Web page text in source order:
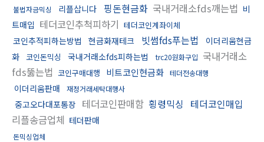
불법자금믹싱 리플삽니다 핑돈현금화 국내거래소fds깨는법 비
트매입 테더코인추척피하기 테더코인계좌이체
코인추적피하는방법 현금화재테크 빗썸fds푸는법
이더리움현금
화 코인돈믹싱 국내거래소fds피하는법 trc20원화구입 국내거래소
fds뚫는법 코인구매대행 비트코인현금화 테더전송대행
이더리움판매 재정거래세탁대행사
중고오다대포통장 테더코인판매함 횡령믹싱 테더코인매입
리플송금업체 테더판매
돈믹싱업체